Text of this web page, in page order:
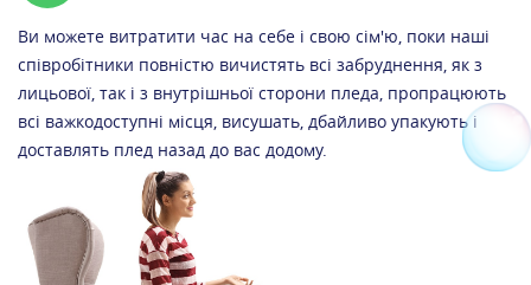
Ви можете витратити час на себе і свою сім'ю, поки наші
співробітники повністю вичистять всі забруднення, як з
лицьової, так і з внутрішньої сторони пледа, пропрацюють
всі важкодоступні місця, висушать, дбайливо упакують і
доставлять плед назад до вас додому.